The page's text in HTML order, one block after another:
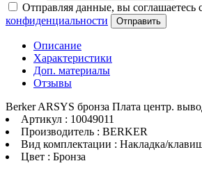
Отправляя данные, вы соглашаетесь
конфиденциальности
Отправить
Описание
Характеристики
Доп. материалы
Отзывы
Berker ARSYS бронза Плата центр.
Артикул : 10049011
Производитель : BERKER
Вид комплектации : Накладка/
Цвет : Бронза